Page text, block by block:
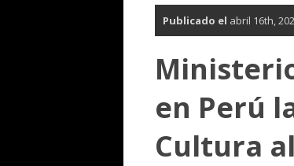
Publicado el abril 16th,
en Perú
Cultura